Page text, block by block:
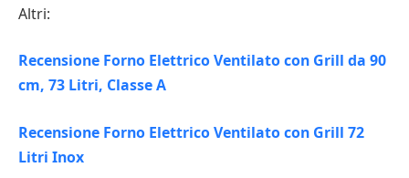
Altri:
Recensione Forno Elettrico Ventilato con Grill da 90
cm, 73 Litri, Classe A
Recensione Forno Elettrico Ventilato con Grill 72
Litri Inox